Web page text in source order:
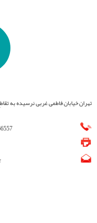
تهران خیابان فاطمی غربی نرسیده به تقاطع کارگر